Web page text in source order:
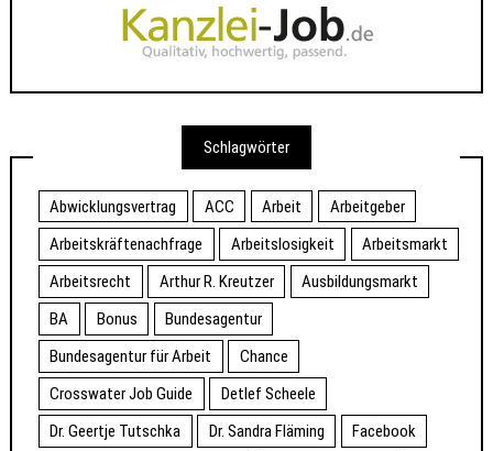
Schlagwörter
Abwicklungsvertrag ACC Arbeit
Arbeitgeber
Arbeitskräftenachfrage
Arbeitslosigkeit
Arbeitsmarkt
Arbeitsrecht
Arthur R. Kreutzer
Ausbildungsmarkt
BA
Bonus
Bundesagentur
Bundesagentur für Arbeit
Chance
Crosswater Job Guide
Detlef Scheele
Dr. Geertje Tutschka
Dr. Sandra Fläming
Facebook